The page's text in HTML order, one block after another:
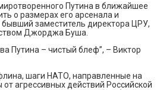
Путина в ближайшее
о размерах его арсенала и
заместитель директора ЦРУ,
Джорджа Буша.
Путина – чистый блеф”, – Виктор
шаги НАТО, направленные на
агрессивных действий Российской